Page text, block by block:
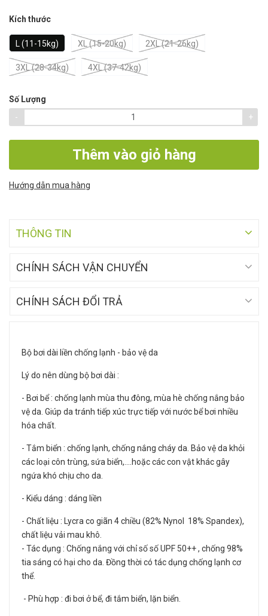
Kích thước
L (11-15kg) XL (15-20kg) 2XL (21-26kg)
3XL (28-34kg) 4XL (37-42kg)
Số Lượng
-
+
Thêm vào giỏ hàng
Hướng dẫn mua hàng
THÔNG TIN
CHÍNH SÁCH VẬN CHUYỂN
CHÍNH SÁCH ĐỔI TRẢ
Bộ bơi dài liền chống lạnh - bảo vệ da
Lý do nên dùng bộ bơi dài :
- Bơi bể : chống lạnh mùa thu đông, mùa hè chống nắng bảo
vệ da. Giúp da tránh tiếp xúc trực tiếp với nước bể bơi nhiều
hóa chất.
- Tắm biển : chống lạnh, chống nắng cháy da. Bảo vệ da khỏi
các loại côn trùng, sứa biển,....hoặc các con vật khác gây
ngứa khó chịu cho da.
- Kiểu dáng : dáng liền
- Chất liệu : Lycra co giãn 4 chiều (82% Nynol 18% Spandex),
chất liệu vải mau khô.
- Tác dụng : Chống nắng với chỉ số số UPF 50++ , chống 98%
tia sáng có hại cho da. Đồng thời có tác dụng chống lạnh cơ
thể.
- Phù hợp : đi bơi ở bể, đi tắm biển, lặn biển.